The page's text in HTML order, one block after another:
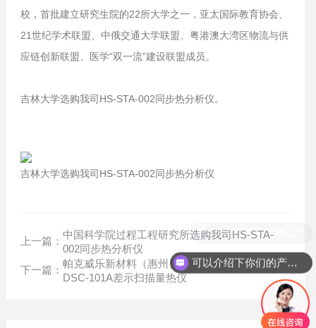
校，首批建立研究生院的22所大学之一，亚太国际教育协会、
21世纪学术联盟、中俄交通大学联盟、粤港澳大湾区物流与供
应链创新联盟、医学“双一流”建设联盟成员。
吉林大学选购我司HS-STA-002同步热分析仪。
吉林大学选购我司HS-STA-002同步热分析仪
上一篇：
中国科学院过程工程研究所选购我司HS-STA-
002同步热分析仪
下一篇：
帕克威乐新材料（惠州）公司选购我司HS-
DSC-101A差示扫描量热仪
可以介绍下你们的产品么？
现在有优惠活动么？